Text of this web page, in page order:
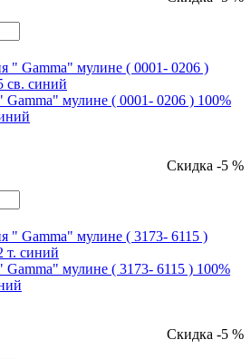
мулине ( 0001- 0206 ) 100%
Скидка -5 %
мулине ( 3173- 6115 ) 100%
Скидка -5 %